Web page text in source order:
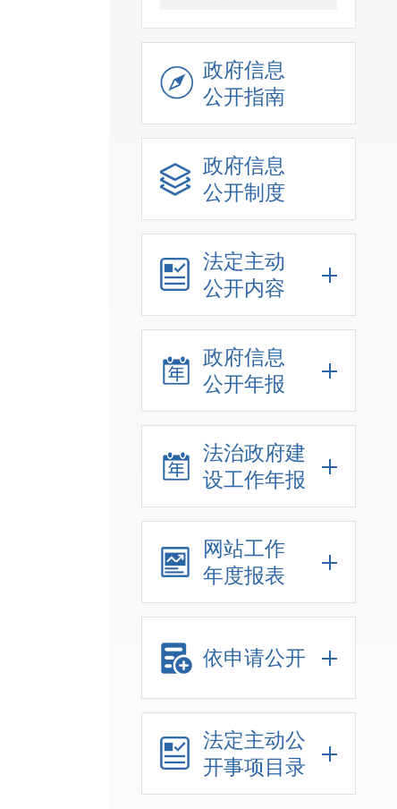
政府信息
公开指南
政府信息
公开制度
法定主动
公开内容
政府信息
公开年报
法治政府建
设工作年报
网站工作
年度报表
依申请公开
法定主动公
开事项目录